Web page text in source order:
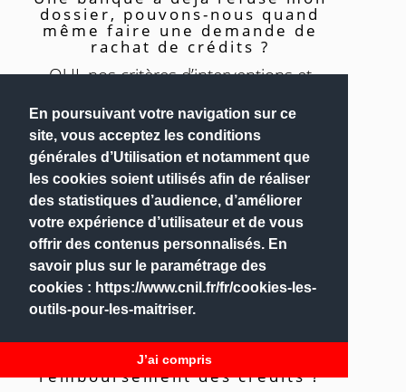
En poursuivant votre navigation sur ce
site, vous acceptez les conditions
générales d’Utilisation et notamment que
les cookies soient utilisés afin de réaliser
des statistiques d’audience, d’améliorer
votre expérience d’utilisateur et de vous
offrir des contenus personnalisés. En
savoir plus sur le paramétrage des
cookies : https://www.cnil.fr/fr/cookies-les-
outils-pour-les-maitriser.
J’ai compris
dossier, pouvons-nous quand
même faire une demande de
rachat de crédits ?
OUI, nos critères d’interventions et
Dois-je m’occuper du
remboursement des crédits ?